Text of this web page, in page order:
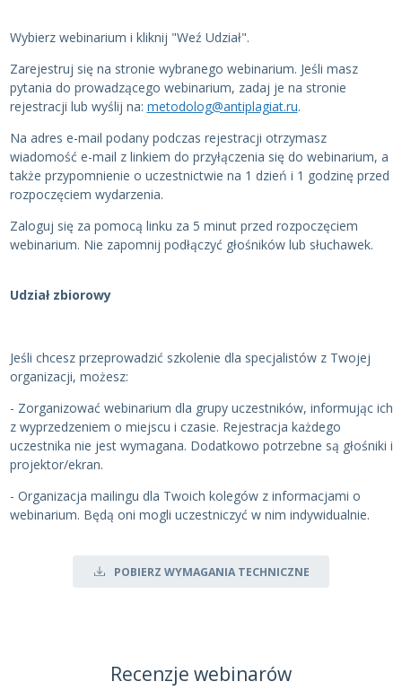
Wybierz webinarium i kliknij "Weź Udział".
Zarejestruj się na stronie wybranego webinarium. Jeśli masz
pytania do prowadzącego webinarium, zadaj je na stronie
rejestracji lub wyślij na: metodolog@antiplagiat.ru.
Na adres e-mail podany podczas rejestracji otrzymasz
wiadomość e-mail z linkiem do przyłączenia się do webinarium, a
także przypomnienie o uczestnictwie na 1 dzień i 1 godzinę przed
rozpoczęciem wydarzenia.
Zaloguj się za pomocą linku za 5 minut przed rozpoczęciem
webinarium. Nie zapomnij podłączyć głośników lub słuchawek.
Udział zbiorowy
Jeśli chcesz przeprowadzić szkolenie dla specjalistów z Twojej
organizacji, możesz:
- Zorganizować webinarium dla grupy uczestników, informując ich
z wyprzedzeniem o miejscu i czasie. Rejestracja każdego
uczestnika nie jest wymagana. Dodatkowo potrzebne są głośniki i
projektor/ekran.
- Organizacja mailingu dla Twoich kolegów z informacjami o
webinarium. Będą oni mogli uczestniczyć w nim indywidualnie.
POBIERZ WYMAGANIA TECHNICZNE
Recenzje webinarów